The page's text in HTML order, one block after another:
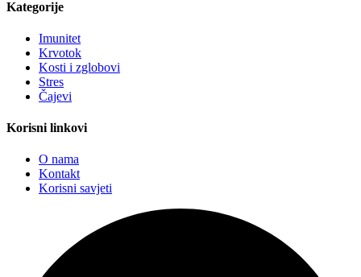
Kategorije
Imunitet
Krvotok
Kosti i zglobovi
Stres
Čajevi
Korisni linkovi
O nama
Kontakt
Korisni savjeti